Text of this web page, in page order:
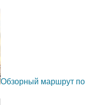
Обзорный маршрут по